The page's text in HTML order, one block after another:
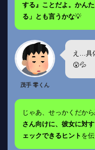
する』ことだよ。かん
る」とも言うかな💡
茂手 零くん
え…具
😮💦
じゃあ、せっかくだから
さん向けに、彼女に対
ェックできるヒント を